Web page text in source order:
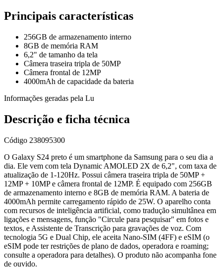
Principais características
256GB de armazenamento interno
8GB de memória RAM
6,2" de tamanho da tela
Câmera traseira tripla de 50MP
Câmera frontal de 12MP
4000mAh de capacidade da bateria
Informações geradas pela Lu
Descrição e ficha técnica
Código 238095300
O Galaxy S24 preto é um smartphone da Samsung para o seu dia a
dia. Ele vem com tela Dynamic AMOLED 2X de 6,2", com taxa de
atualização de 1-120Hz. Possui câmera traseira tripla de 50MP +
12MP + 10MP e câmera frontal de 12MP. É equipado com 256GB
de armazenamento interno e 8GB de memória RAM. A bateria de
4000mAh permite carregamento rápido de 25W. O aparelho conta
com recursos de inteligência artificial, como tradução simultânea em
ligações e mensagens, função "Circule para pesquisar" em fotos e
textos, e Assistente de Transcrição para gravações de voz. Com
tecnologia 5G e Dual Chip, ele aceita Nano-SIM (4FF) e eSIM (o
eSIM pode ter restrições de plano de dados, operadora e roaming;
consulte a operadora para detalhes). O produto não acompanha fone
de ouvido.